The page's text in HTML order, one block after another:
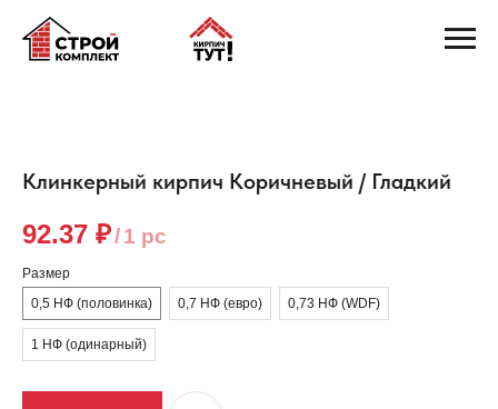
Клинкерный кирпич Коричневый / Гладкий
92.37 ₽/1 pc
Размер
0,5 НФ (половинка)
0,7 НФ (евро) 0,73 НФ (WDF)
1 НФ (одинарный)